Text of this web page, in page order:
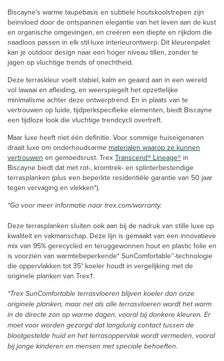
Biscayne's warme taupebasis en subtiele houtskoolstrepen zijn
beïnvloed door de ontspannen elegantie van het leven aan de kust
en organische omgevingen, en creëren een diepte en rijkdom die
naadloos passen in elk stil-luxe interieurontwerp. Dit kleurenpalet
kan je outdoor design naar een hoger niveau tillen, zonder te
jagen op vluchtige trends of onechtheid.
Deze terraskleur voelt stabiel, kalm en geaard aan in een wereld
vol lawaai en afleiding, en weerspiegelt het opzettelijke
minimalisme achter deze ontwerptrend. En in plaats van te
vertrouwen op luide, tijdperkspecifieke elementen, biedt Biscayne
een tijdloze look die vluchtige trendcycli overtreft.
Maar luxe heeft niet één definitie. Voor sommige huiseigenaren
draait luxe om onderhoudsarme materialen waarop ze kunnen
vertrouwen en gemoedsrust. Trex Transcend® Lineage® in
Biscayne biedt dat met rot-, kromtrek- en splinterbestendige
terrasplanken (plus een beperkte residentiële garantie van 50 jaar
tegen vervaging en vlekken*).
*Ga voor meer informatie naar trex.com/warranty.
Deze terrasplanken sluiten ook aan bij de nadruk van stille luxe op
kwaliteit en vakmanschap. Deze lijn is gemaakt van een innovatieve
mix van 95% gerecycled en teruggewonnen hout en plastic folie en
is voorzien van warmtebeperkende* SunComfortable™-technologie
die oppervlakken tot 35° koeler houdt in vergelijking met de
originele planken van Trex†.
*Trex SunComfortable terrasvloeren blijven koeler dan onze
originele planken, maar net als alle terrasvloeren wordt het warm
in de directe zon op warme dagen, vooral bij donkere kleuren. Er
moet voor worden gezorgd dat langdurig contact tussen de
blootgestelde huid en het terrasoppervlak wordt vermeden, vooral
bij jonge kinderen en mensen met speciale behoeften.